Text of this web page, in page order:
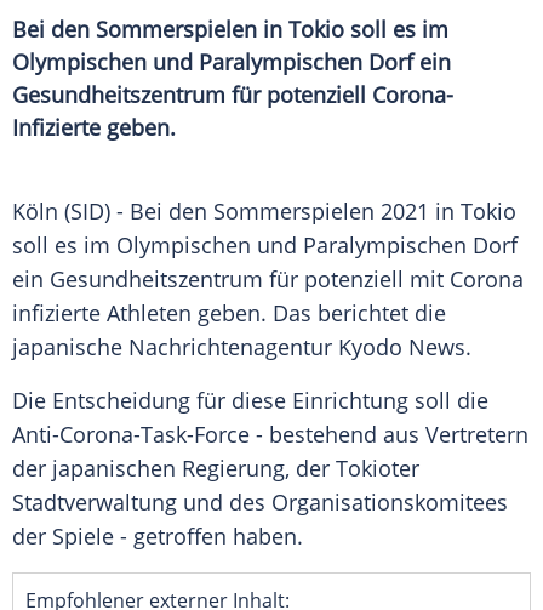
Bei den Sommerspielen in Tokio soll es im
Olympischen und Paralympischen Dorf ein
Gesundheitszentrum für potenziell Corona-
Infizierte geben.
Köln (SID) - Bei den Sommerspielen 2021 in Tokio
soll es im Olympischen und Paralympischen Dorf
ein Gesundheitszentrum für potenziell mit Corona
infizierte Athleten geben. Das berichtet die
japanische Nachrichtenagentur Kyodo News.
Die Entscheidung für diese Einrichtung soll die
Anti-Corona-Task-Force - bestehend aus Vertretern
der japanischen Regierung, der Tokioter
Stadtverwaltung und des Organisationskomitees
der Spiele - getroffen haben.
Empfohlener externer Inhalt: